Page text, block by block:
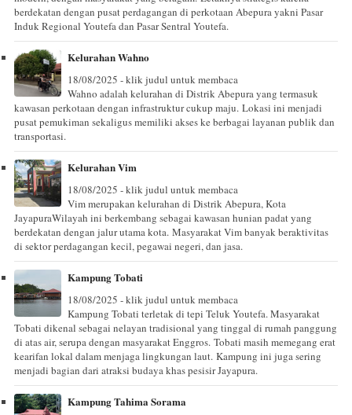
berdekatan dengan pusat perdagangan di perkotaan Abepura yakni Pasar
Induk Regional Youtefa dan Pasar Sentral Youtefa.
Kelurahan Wahno
18/08/2025 - klik judul untuk membaca
Wahno adalah kelurahan di Distrik Abepura yang termasuk
kawasan perkotaan dengan infrastruktur cukup maju. Lokasi ini menjadi
pusat pemukiman sekaligus memiliki akses ke berbagai layanan publik dan
transportasi.
Kelurahan Vim
18/08/2025 - klik judul untuk membaca
Vim merupakan kelurahan di Distrik Abepura, Kota
JayapuraWilayah ini berkembang sebagai kawasan hunian padat yang
berdekatan dengan jalur utama kota. Masyarakat Vim banyak beraktivitas
di sektor perdagangan kecil, pegawai negeri, dan jasa.
Kampung Tobati
18/08/2025 - klik judul untuk membaca
Kampung Tobati terletak di tepi Teluk Youtefa. Masyarakat
Tobati dikenal sebagai nelayan tradisional yang tinggal di rumah panggung
di atas air, serupa dengan masyarakat Enggros. Tobati masih memegang erat
kearifan lokal dalam menjaga lingkungan laut. Kampung ini juga sering
menjadi bagian dari atraksi budaya khas pesisir Jayapura.
Kampung Tahima Sorama